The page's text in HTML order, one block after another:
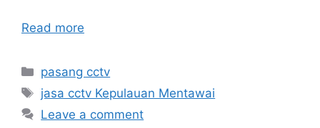
Read more
Categories
pasang cctv
Tags
jasa cctv Kepulauan Mentawai
Leave a comment